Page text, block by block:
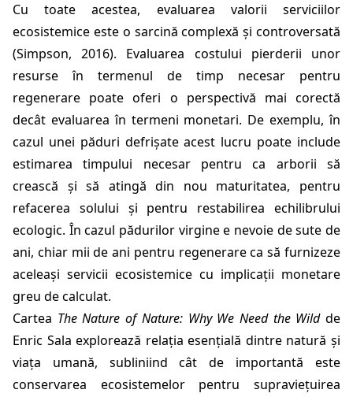
Cu toate acestea, evaluarea valorii serviciilor
ecosistemice este o sarcină complexă și controversată
(Simpson, 2016). Evaluarea costului pierderii unor
resurse în termenul de timp necesar pentru
regenerare poate oferi o perspectivă mai corectă
decât evaluarea în termeni monetari. De exemplu, în
cazul unei păduri defrișate acest lucru poate include
estimarea timpului necesar pentru ca arborii să
crească și să atingă din nou maturitatea, pentru
refacerea solului și pentru restabilirea echilibrului
ecologic. În cazul pădurilor virgine e nevoie de sute de
ani, chiar mii de ani pentru regenerare ca să furnizeze
aceleași servicii ecosistemice cu implicații monetare
greu de calculat.
Cartea The Nature of Nature: Why We Need the Wildde
Enric Sala explorează relația esențială dintre natură și
viața umană, subliniind cât de importantă este
conservarea ecosistemelor pentru supraviețuirea